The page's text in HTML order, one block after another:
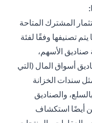
المشترك المتاحة
تصنيفها وفقًا لفئة
الأسهم،
أسواق المال (التي
سندات الخزانة
والصناديق
أيضًا استكشاف